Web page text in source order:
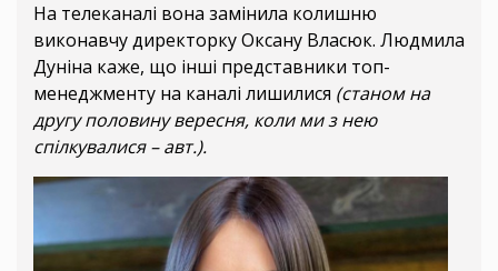
На телеканалі вона замінила колишню
виконавчу директорку Оксану Власюк. Людмила
Дуніна каже, що інші представники топ-
менеджменту на каналі лишилися (станом на
другу половину вересня, коли ми з нею
спілкувалися – авт.).